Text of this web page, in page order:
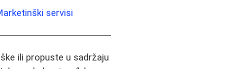
servisi
ili propuste u sadržaju